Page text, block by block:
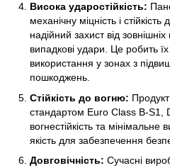
Висока ударостійкість:
механічну міцність і
надійний захист від
випадкові удари. Це робить
використання у зонах з
пошкоджень.
Стійкість до вогню:
стандартом Euro Class B-S1,
вогнестійкість та
якість для забезпечення
Довговічність: Сучасні